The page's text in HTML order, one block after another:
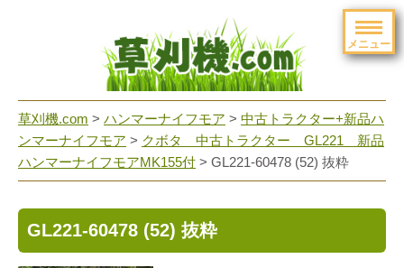
メニュー
草刈機.com > ハンマーナイフモア > 中古トラクター+新品ハ
ンマーナイフモア > クボタ 中古トラクター GL221 新品
ハンマーナイフモアMK155付 > GL221-60478 (52) 抜粋
GL221-60478 (52) 抜粋